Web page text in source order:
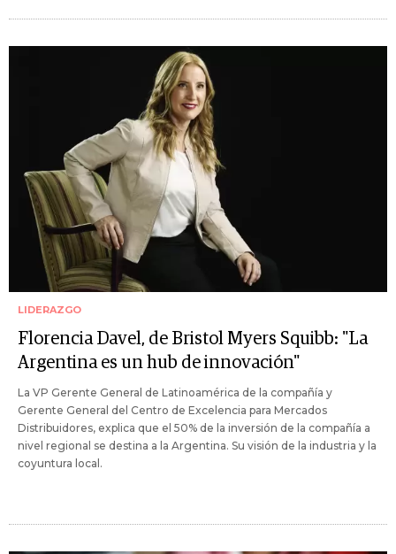
LIDERAZGO
Florencia Davel, de Bristol Myers Squibb: "La
Argentina es un hub de innovación"
La VP Gerente General de Latinoamérica de la compañía y
Gerente General del Centro de Excelencia para Mercados
Distribuidores, explica que el 50% de la inversión de la compañía a
nivel regional se destina a la Argentina. Su visión de la industria y la
coyuntura local.